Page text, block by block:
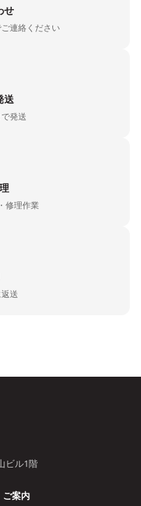
せ
連絡ください
送
発送
修理作業
送
ビル1階
ご案内